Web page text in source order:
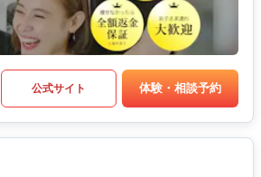
公式サイト 体験・相談予約